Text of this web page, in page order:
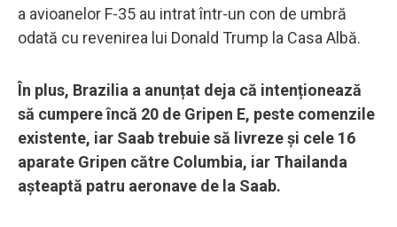
a avioanelor F-35 au intrat într-un con de umbră
odată cu revenirea lui Donald Trump la Casa Albă.
În plus, Brazilia a anunțat deja că intenționează
să cumpere încă 20 de Gripen E, peste comenzile
existente, iar Saab trebuie să livreze și cele 16
aparate Gripen către Columbia, iar Thailanda
așteaptă patru aeronave de la Saab.